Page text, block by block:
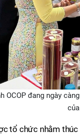
OCOP đang ngày
tổ chức nhằm thúc